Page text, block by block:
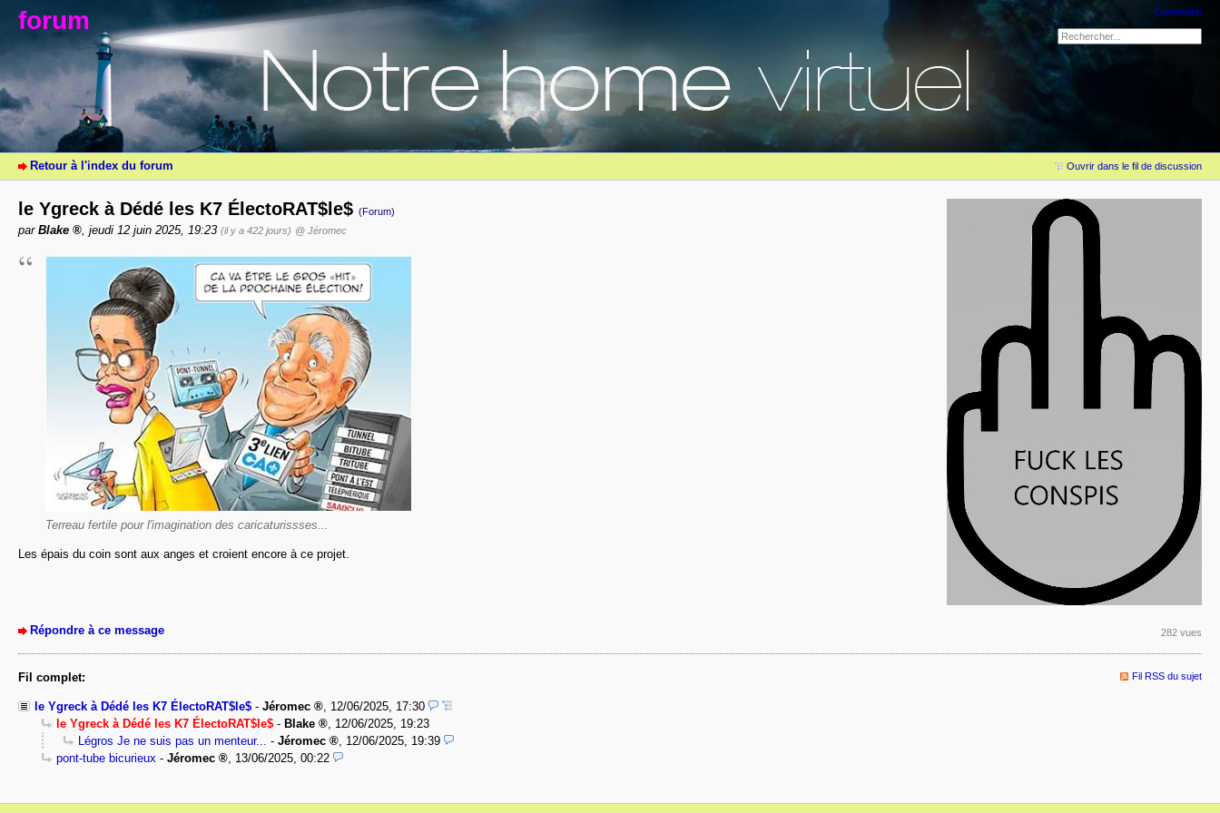
forum Connexion
Retour à l'index du forum Ouvrir dans le fil de discussion
le Ygreck à Dédé les K7 ÉlectoRAT$le$ (Forum)
par Blake , jeudi 12 juin 2025, 19:23 (il y a 422 jours) @ Jéromec
Terreau fertile pour l'imagination des caricaturissses...
Les épais du coin sont aux anges et croient encore à ce projet.
Répondre à ce message 282 vues
Fil complet: Fil RSS du sujet
le Ygreck à Dédé les K7 ÉlectoRAT$le$ - Jéromec
12/06/2025, 17:30
le Ygreck à Dédé les K7 ÉlectoRAT$le$ - Blake
12/06/2025, 19:23
Légros Je ne suis pas un menteur...
- Jéromec
12/06/2025, 19:39
pont-tube bicurieux - Jéromec 13/06/2025, 00:22